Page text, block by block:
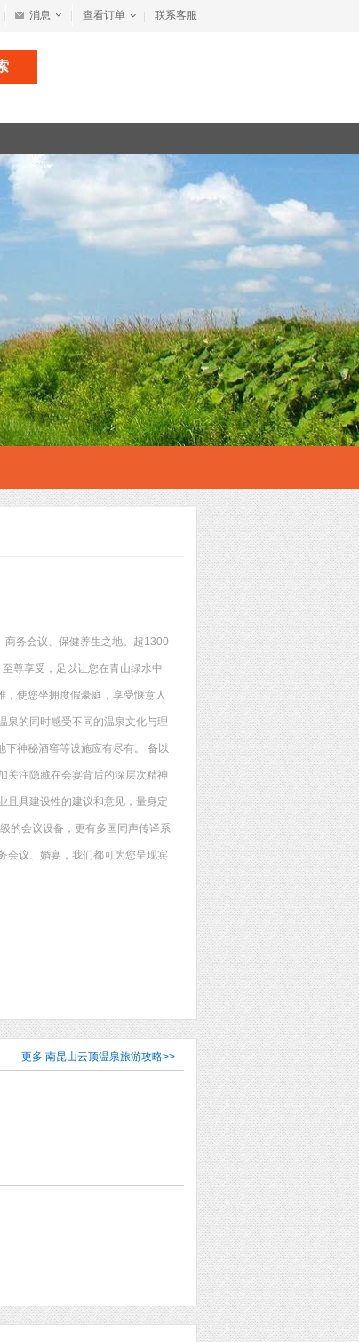
消息 查看订单 联系客服
务会议、保健养生之地。超1300
尊享受，足以让您在青山绿水中
使您坐拥度假豪庭，享受惬意人
泉的同时感受不同的温泉文化与理
神秘酒窖等设施应有尽有。 备以
关注隐藏在会宴背后的深层次精神
且具建设性的建议和意见，量身定
的会议设备，更有多国同声传译系
会议、婚宴，我们都可为您呈现宾
更多 南昆山云顶温泉旅游攻略>>